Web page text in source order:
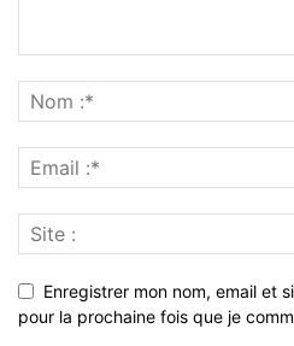
Enregistrer mon nom, email et
pour la prochaine fois que je